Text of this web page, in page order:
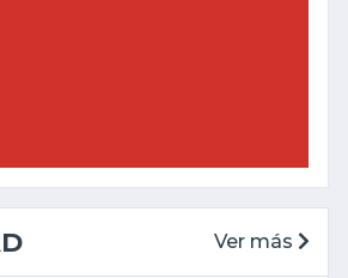
Ver más